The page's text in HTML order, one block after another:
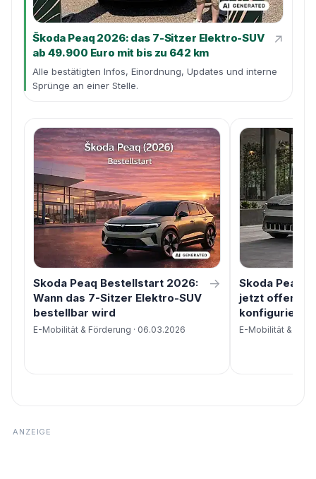
Škoda Peaq 2026: das 7-Sitzer Elektro-SUV
ab 49.900 Euro mit bis zu 642 km
↗
Alle bestätigten Infos, Einordnung, Updates und interne
Sprünge an einer Stelle.
Skoda Peaq Bestellstart 2026:
Wann das 7-Sitzer Elektro-SUV
bestellbar wird
→
E-Mobilität & Förderung · 06.03.2026
Skoda Peaq
jetzt offen
konfigurieren
E-Mobilität &